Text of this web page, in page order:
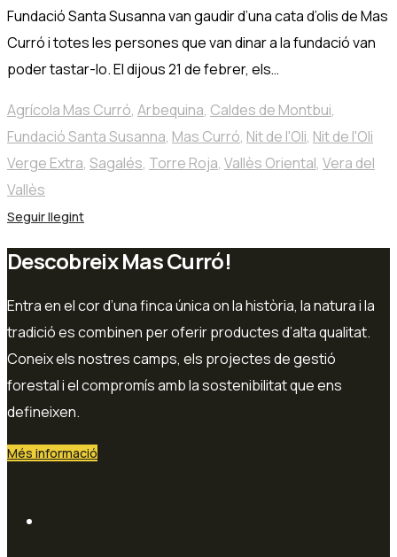
Fundació Santa Susanna van gaudir d’una cata d’olis de Mas
Curró i totes les persones que van dinar a la fundació van
poder tastar-lo. El dijous 21 de febrer, els…
Agrícola Mas Curró, Arbequina, Caldes de Montbui,
Fundació Santa Susanna, Mas Curró, Nit de l'Oli, Nit de l'Oli
Verge Extra, Sagalés, Torre Roja, Vallès Oriental, Vera del
Vallès
Seguir llegint
Descobreix Mas Curró!
Entra en el cor d’una finca única on la història, la natura i la
tradició es combinen per oferir productes d’alta qualitat.
Coneix els nostres camps, els projectes de gestió
forestal i el compromís amb la sostenibilitat que ens
defineixen.
Més informació